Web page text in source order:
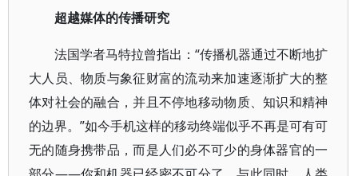
超越媒体的传播研究
法国学者马特拉曾指出：“传播机器通过不断地扩
大人员、物质与象征财富的流动来加速逐渐扩大的整
体对社会的融合，并且不停地移动物质、知识和精神
的边界。”如今手机这样的移动终端似乎不再是可有可
无的随身携带品，而是人们必不可少的身体器官的一